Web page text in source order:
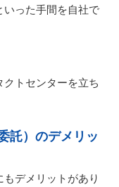
った手間を自社で
トセンターを立ち
託）のデメリッ
デメリットがあり